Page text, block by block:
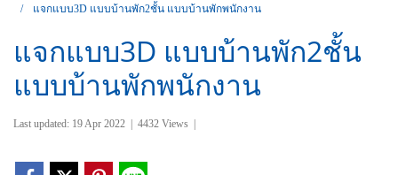
แจกแบบ3D แบบบ้านพัก2ชั้น แบบบ้านพักพนักงาน
แจกแบบ3D แบบบ้านพัก2ชั้น
แบบบ้านพักพนักงาน
Last updated: 19 Apr 2022 4432 Views